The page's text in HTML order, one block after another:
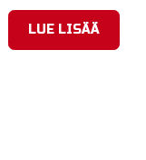
LUE LISÄÄ